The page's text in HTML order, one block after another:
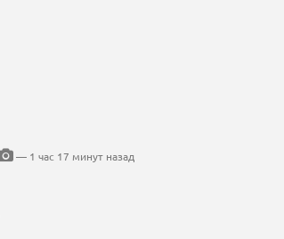
— 1 час 17 минут назад